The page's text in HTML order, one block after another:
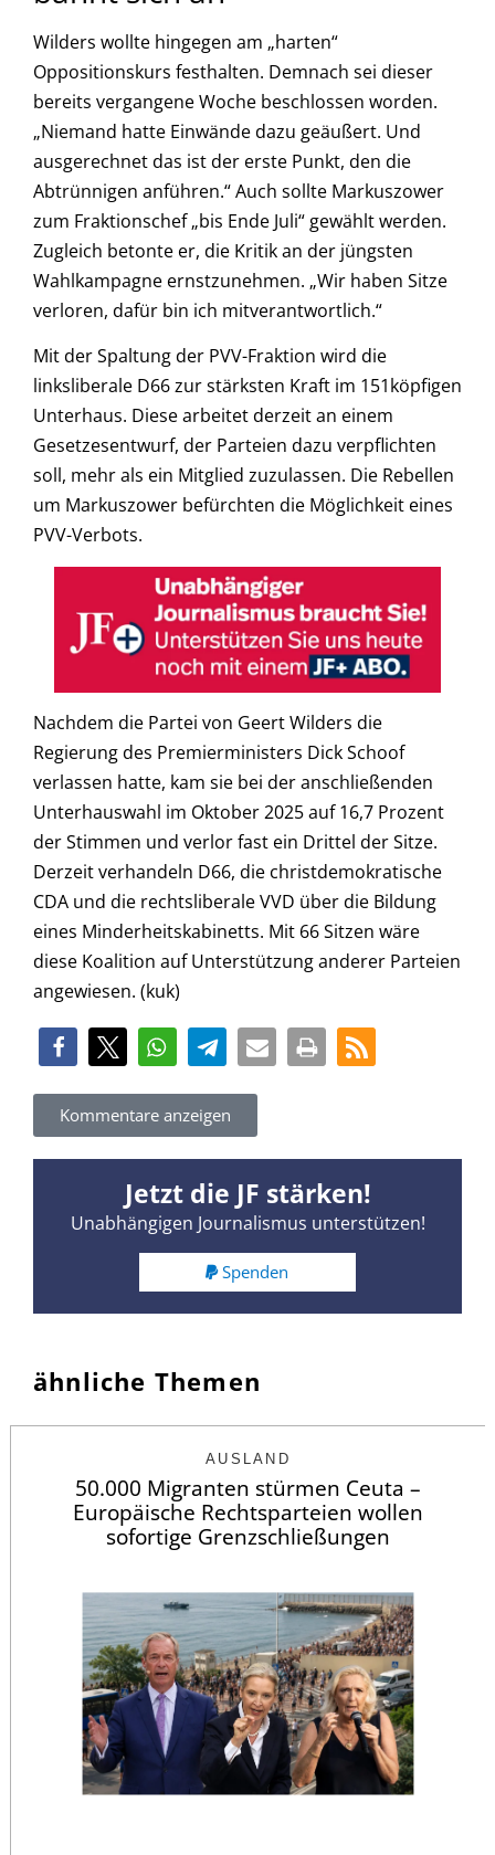
Wilders wollte hingegen am „harten“
Oppositionskurs festhalten. Demnach sei dieser
bereits vergangene Woche beschlossen worden.
„Niemand hatte Einwände dazu geäußert. Und
ausgerechnet das ist der erste Punkt, den die
Abtrünnigen anführen.“ Auch sollte Markuszower
zum Fraktionschef „bis Ende Juli“ gewählt werden.
Zugleich betonte er, die Kritik an der jüngsten
Wahlkampagne ernstzunehmen. „Wir haben Sitze
verloren, dafür bin ich mitverantwortlich.“
Mit der Spaltung der PVV-Fraktion wird die
linksliberale D66 zur stärksten Kraft im 151köpfigen
Unterhaus. Diese arbeitet derzeit an einem
Gesetzesentwurf, der Parteien dazu verpflichten
soll, mehr als ein Mitglied zuzulassen. Die Rebellen
um Markuszower befürchten die Möglichkeit eines
PVV-Verbots.
Nachdem die Partei von Geert Wilders die
Regierung des Premierministers Dick Schoof
verlassen hatte, kam sie bei der anschließenden
Unterhauswahl im Oktober 2025 auf 16,7 Prozent
der Stimmen und verlor fast ein Drittel der Sitze.
Derzeit verhandeln D66, die christdemokratische
CDA und die rechtsliberale VVD über die Bildung
eines Minderheitskabinetts. Mit 66 Sitzen wäre
diese Koalition auf Unterstützung anderer Parteien
angewiesen. (kuk)
Kommentare anzeigen
Jetzt die JF stärken!
Unabhängigen Journalismus unterstützen!
Spenden
ähnliche Themen
AUSLAND
50.000 Migranten stürmen Ceuta –
Europäische Rechtsparteien wollen
sofortige Grenzschließungen